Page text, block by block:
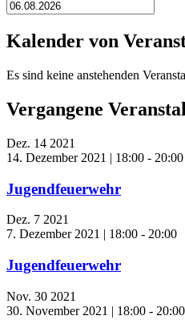
Kalender von
Es sind keine anstehenden
Vergangene
Dez. 14 2021
14. Dezember 2021 | 18:00 - 20:00
Jugendfeuerwehr
Dez. 7 2021
7. Dezember 2021 | 18:00 - 20:00
Jugendfeuerwehr
Nov. 30 2021
30. November 2021 | 18:00 - 20:00